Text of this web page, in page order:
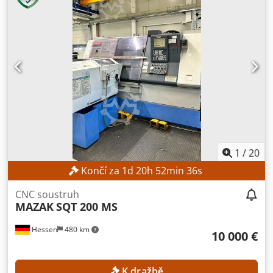
HAINBUCH: do 65 mm Hlavní vřeteno Maximální otáčky
vřetene: 3 000 ot./min Výkon hlavního vřetenového motoru:
11 / 15 kW Hlavní revolverová hlava Počet nástrojových
pozic: 8 Upínání nástrojů: VDI 30 Maximální pracovní zdvih
osy Z: 50 mm Rychlost posuvu: 15 m/min Posuvová síla: 6
790 N Doplňková spodní revolverová hlava Počet
nástrojových pozic: 8 Upínání nástrojů: VDI 20
Dwodpfjzpximex Aicoa Křížový suport Počet horizontálních
suportů: 2 Pracovní zdvih os X1/X2: max. 70 mm Pracovní
zdvih osy Z1: max. 230 mm Posuvová síla os X1/X2: 8 000 N
při 50 bar Vertikální suport Počet vertikálních suportů: 2
Pracovní zdvih os X3/X4: max. 70 mm Ruční nastavení
délky: 50 mm Rychlost posuvu: 15 m/min Posuvová síla os
X1/X2: 8 000 N při 50 bar TECHNICKÉ ÚDAJE STROJE
Rozměry a hmotnost Výška stroje: 1 700 mm Půdorys: 2 900
x 1 700 mm Hmotnost stroje: 4 100 kg
1 /20
Končí za 1d 20h 52min 35s
Hessen 480 km
CNC soustruh
MAZAKSQT 200 MS
10 000 €